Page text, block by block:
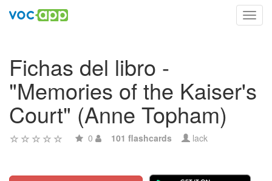
Fichas del libro -
"Memories of the Kaiser's
Court" (Anne Topham)
0 101 flashcards lack